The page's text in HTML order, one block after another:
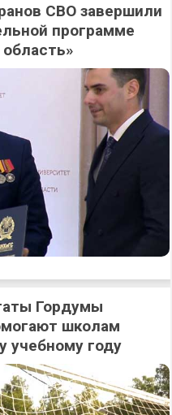
СВО завершили
программе
Гордумы
школам
учебному году